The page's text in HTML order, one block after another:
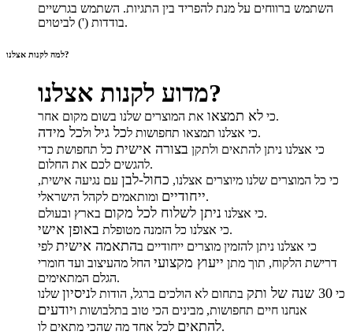
השתמש ברווחים על מנת להפריד בין התגיות. השתמש בגרשיים
בודדות (') לביטוים.
למה לקנות אצלנו?
מדוע לקנות אצלנו?
כי לא תמצאו
את המוצרים שלנו בשום מקום אחר.
כי אצלנו תמצאו תחפושות לכל גיל ולכל מידה
.
כי אצלנו ניתן להתאים ולתקן בצורה אישית כל תחפושת כדי
להגשים לכם את החלום.
כי כל המוצרים שלנו מיוצרים אצלנו, כחול-לבן עם נגיעה אישית,
ייחודייםומותאמים לקהל הישראלי.
כי אצלנו ניתן לשלוח לכל מקום
בארץ ובעולם.
כי אצלנו כל הזמנה מטופלת באופן אישי
.
כי אצלנו ניתן להזמין מוצרים ייחודיים בהתאמה אישית לפי
דרישת הלקוח, תוך מתן ייעוץ מקצועי החל מהעיצוב ועד חומרי
הגלם המתאימים.
כי 30 שנה של ותק בתחום לא הולכים ברגל, הודות לניסיון שלנו
אנחנו חיים תחפושות, מבינים הכי טוב בתלבושות ויודעים
להתאיםלכל אחד מה שהכי מתאים לו.